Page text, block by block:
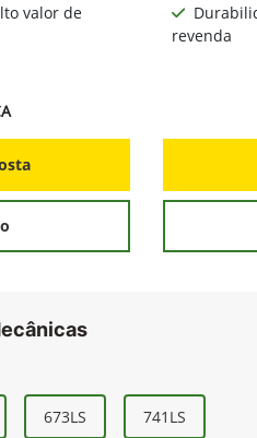
valor de
revenda
673LS 741LS